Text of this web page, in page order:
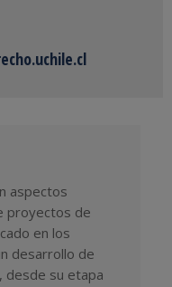
aspectos
proyectos de
en los
desarrollo de
desde su etapa